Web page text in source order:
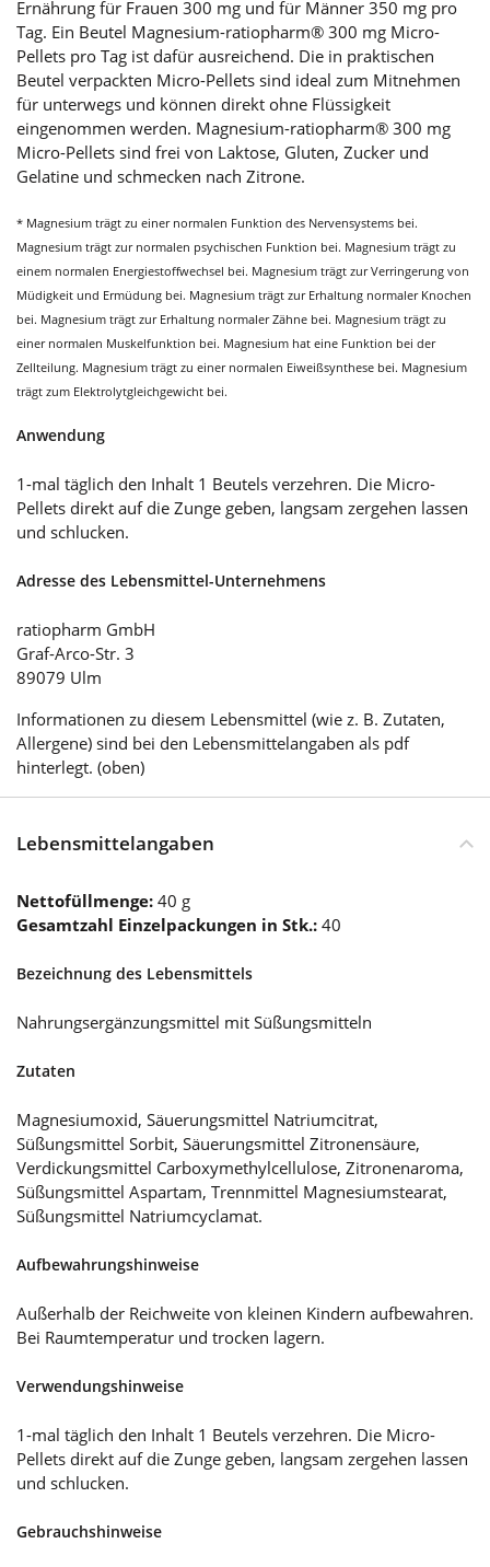
Ernährung für Frauen 300 mg und für Männer 350 mg pro
Tag. Ein Beutel Magnesium-ratiopharm® 300 mg Micro-
Pellets pro Tag ist dafür ausreichend. Die in praktischen
Beutel verpackten Micro-Pellets sind ideal zum Mitnehmen
für unterwegs und können direkt ohne Flüssigkeit
eingenommen werden. Magnesium-ratiopharm® 300 mg
Micro-Pellets sind frei von Laktose, Gluten, Zucker und
Gelatine und schmecken nach Zitrone.
* Magnesium trägt zu einer normalen Funktion des Nervensystems bei.
Magnesium trägt zur normalen psychischen Funktion bei. Magnesium trägt zu
einem normalen Energiestoffwechsel bei. Magnesium trägt zur Verringerung von
Müdigkeit und Ermüdung bei. Magnesium trägt zur Erhaltung normaler Knochen
bei. Magnesium trägt zur Erhaltung normaler Zähne bei. Magnesium trägt zu
einer normalen Muskelfunktion bei. Magnesium hat eine Funktion bei der
Zellteilung. Magnesium trägt zu einer normalen Eiweißsynthese bei. Magnesium
trägt zum Elektrolytgleichgewicht bei.
Anwendung
1-mal täglich den Inhalt 1 Beutels verzehren. Die Micro-
Pellets direkt auf die Zunge geben, langsam zergehen lassen
und schlucken.
Adresse des Lebensmittel-Unternehmens
ratiopharm GmbH
Graf-Arco-Str. 3
89079 Ulm
Informationen zu diesem Lebensmittel (wie z. B. Zutaten,
Allergene) sind bei den Lebensmittelangaben als pdf
hinterlegt. (oben)
Lebensmittelangaben
Nettofüllmenge: 40 g
Gesamtzahl Einzelpackungen in Stk.: 40
Bezeichnung des Lebensmittels
Nahrungsergänzungsmittel mit Süßungsmitteln
Zutaten
Magnesiumoxid, Säuerungsmittel Natriumcitrat,
Süßungsmittel Sorbit, Säuerungsmittel Zitronensäure,
Verdickungsmittel Carboxymethylcellulose, Zitronenaroma,
Süßungsmittel Aspartam, Trennmittel Magnesiumstearat,
Süßungsmittel Natriumcyclamat.
Aufbewahrungshinweise
Außerhalb der Reichweite von kleinen Kindern aufbewahren.
Bei Raumtemperatur und trocken lagern.
Verwendungshinweise
1-mal täglich den Inhalt 1 Beutels verzehren. Die Micro-
Pellets direkt auf die Zunge geben, langsam zergehen lassen
und schlucken.
Gebrauchshinweise